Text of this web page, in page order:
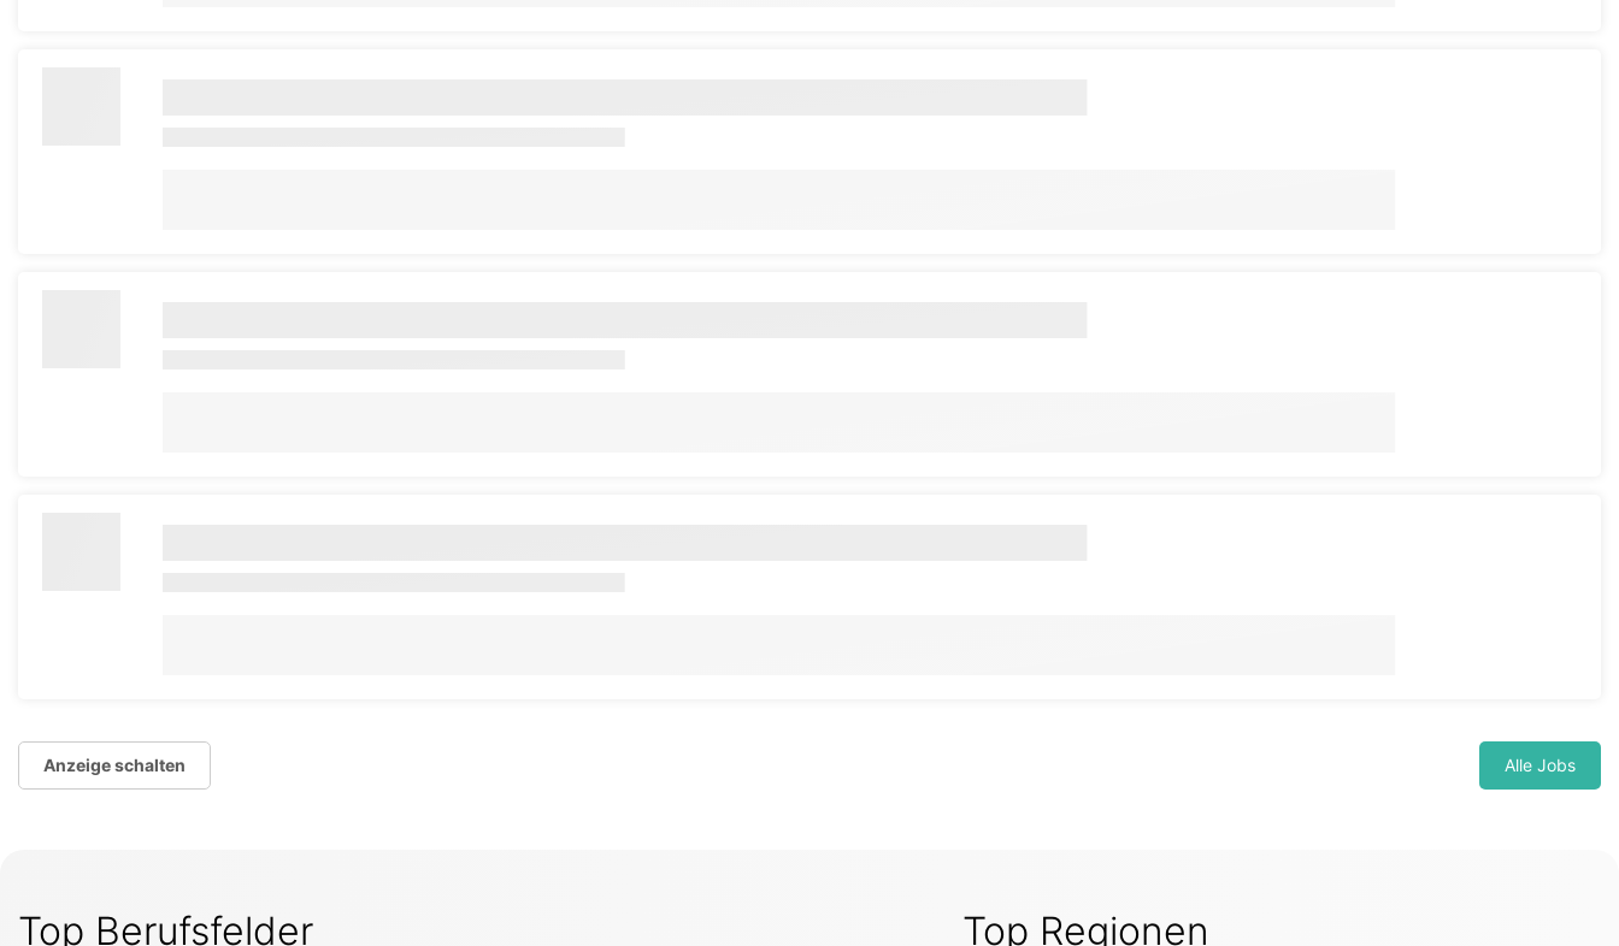
Anzeige schalten Alle Jobs
Top Berufsfelder Top Regionen